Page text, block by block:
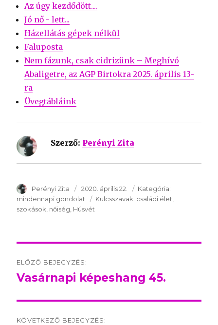
Az úgy kezdődött....
Jó nő - lett...
Házellátás gépek nélkül
Faluposta
Nem fázunk, csak cidrizünk – Meghívó
Abaligetre, az AGP Birtokra 2025. április 13-
ra
Üvegtábláink
Szerző: Perényi Zita
SzerzÅ
Perényi Zita Közzétéve:
2020. április 22. Kategória:
mindennapi gondolat
Kulcsszavak: Kulcsszavak:
családi élet
szokások nőiség Húsvét
navigation
ELŐZŐ BEJEGYZÉS:
Előző
Vasárnapi képeshang 45.
KÖVETKEZŐ BEJEGYZÉS: